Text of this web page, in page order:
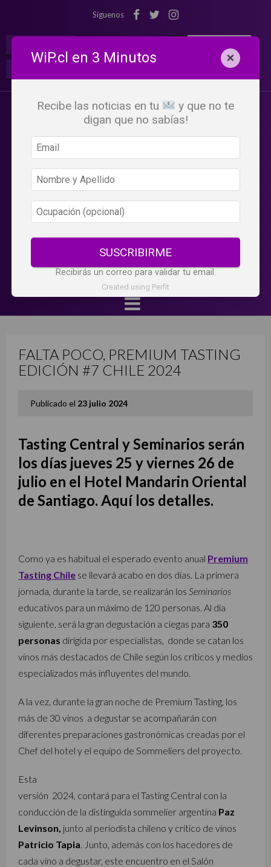
Síguenos
FALTA POCO, PREMIUM TASTING
EDICIÓN #7 CHILE 2024
Publicado el 23 julio 2024
Tasting Central y Seminarios serán
los días jueves 25 y viernes 26 de
julio en el Hotel Mandarin Oriental
de Santiago. Aquí los detalles.
Como ya es habitual el esperado evento anual Premium
Tasting Chile se llevará acabo en dos días. La primera
jornada, durante la tarde, se realizarán los Seminarios
educativos para un máximo de 120 personas. Al día
siguiente, será la gran degustación a ciegas para 350
personas dirigida por especialistas, donde se catan los
vinos más destacados de Chile según los críticos y medios
especializados más influyentes del mundo.
A la vez, durante la gran noche de Premium Tasting, los
más de 30 vinos a degustar se acompañarán con
diferentes preparaciones gastronómicas creadas por el
Chef del hotel y el equipo de Sommeliers del proyecto.
Esta
versión 2024, contará para el Tasting Central con la
conducción de la distinguida sommelier argentina Paz
Levinson, junto al periodista chileno y crítico de vinos
Patricio Tapia . Junto, además con los hacedores de
cada vino a degustar, este encuentro en el Salón
WiP.cl en 3 Minutos ×
Recibe las noticias en tu
y que no te
digan que no sabías!
SUSCRIBIRME
Recibirás un correo para validar tu email.
Created using Perfit